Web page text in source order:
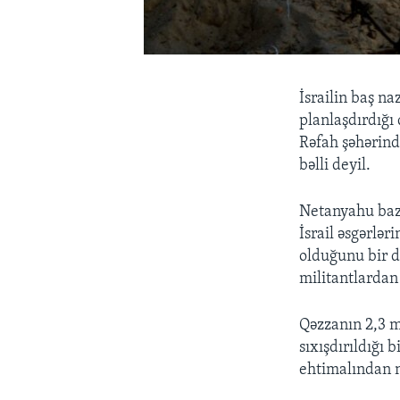
İsrailin baş
Rəfah
bəlli deyil.
Netanyahu
İsrail
olduğunu bir
militantlardan
Qəzzanın 2,3
ehtimalından